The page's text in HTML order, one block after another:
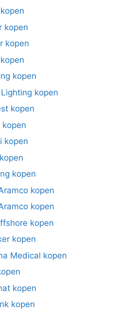
kopen
kopen
kopen
kopen
kopen
kopen
kopen
kopen
kopen
kopen
kopen
kopen
Medical kopen
kopen
kopen